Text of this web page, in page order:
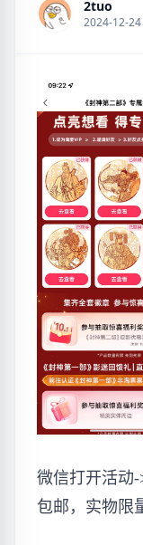
2tuo
2024-12-
微信打开活动
包邮，实物限